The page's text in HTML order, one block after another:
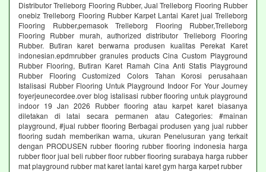
Distributor Trelleborg Flooring Rubber, Jual Trelleborg Flooring Rubber
onebiz Trelleborg Flooring Rubber Karpet Lantai Karet jual Trelleborg
Flooring Rubber,pemasok Trelleborg Flooring Rubber,Trelleborg
Flooring Rubber murah, authorized distributor Trelleborg Flooring
Rubber. Butiran karet berwarna produsen kualitas Perekat Karet
indonesian.epdmrubber granules products Cina Custom Playground
Rubber Flooring, Butiran Karet Ramah Cina Anti Statis Playground
Rubber Flooring Customized Colors Tahan Korosi perusahaan
Istalisasi Rubber Flooring Untuk Playground Indoor For Your Journey
foyerjeunecordee.over blog istalisasi rubber flooring untuk playground
indoor 19 Jan 2026 Rubber flooring atau karpet karet biasanya
diletakan di latai secara permanen atau Categories: #mainan
playground, #jual rubber flooring Berbagai produsen yang jual rubber
flooring sudah memberikan warna, ukuran Penelusuran yang terkait
dengan PRODUSEN rubber flooring rubber flooring indonesia harga
rubber floor jual beli rubber floor rubber flooring surabaya harga rubber
mat playground rubber mat karet lantai karet gym harga karpet rubber